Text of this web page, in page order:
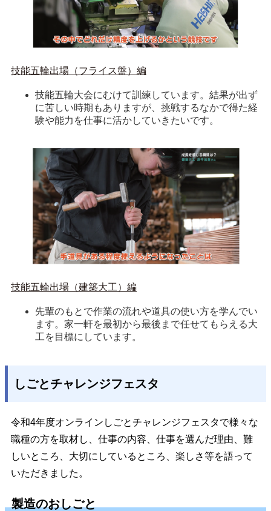
技能五輪出場（フライス盤）編
技能五輪大会にむけて訓練しています。結果が出ず
に苦しい時期もありますが、挑戦するなかで得た経
験や能力を仕事に活かしていきたいです。
技能五輪出場（建築大工）編
先輩のもとで作業の流れや道具の使い方を学んでい
ます。家一軒を最初から最後まで任せてもらえる大
工を目標にしています。
しごとチャレンジフェスタ
令和4年度オンラインしごとチャレンジフェスタで様々な
職種の方を取材し、仕事の内容、仕事を選んだ理由、難
しいところ、大切にしているところ、楽しさ等を語って
いただきました。
製造のおしごと